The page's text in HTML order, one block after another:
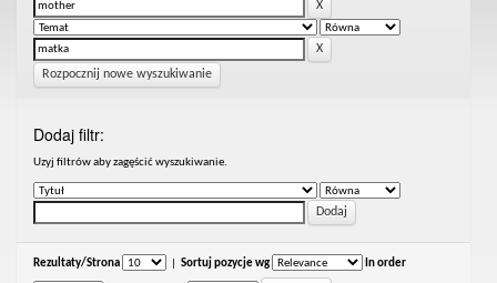
Rozpocznij nowe wyszukiwanie
Dodaj filtr:
Uzyj filtrów aby zagęścić wyszukiwanie.
Rezultaty/Strona Sortuj pozycje wg In order